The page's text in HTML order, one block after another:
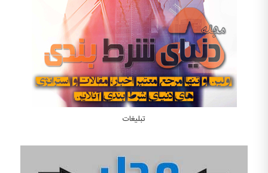
تبلیغات